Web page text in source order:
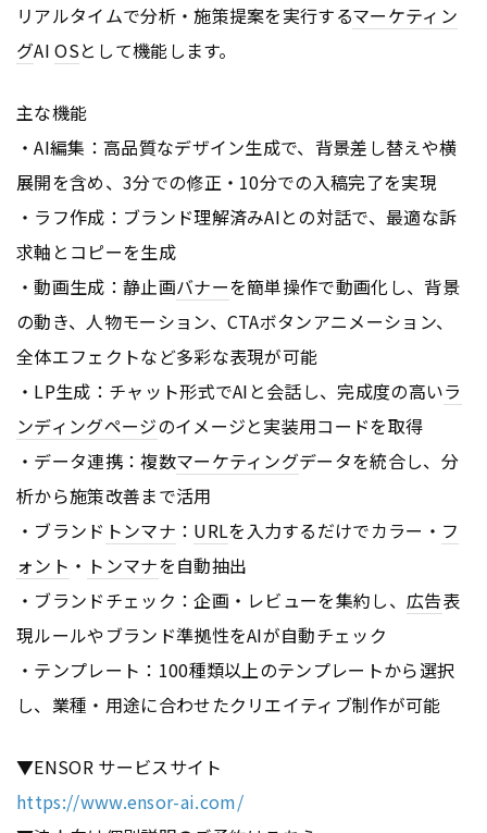
リアルタイムで分析・施策提案を実行するマーケティン
グAIOSとして機能します。
主な機能
・AI編集：高品質なデザイン生成で、背景差し替えや横
展開を含め、3分での修正・10分での入稿完了を実現
・ラフ作成：ブランド理解済みAIとの対話で、最適な訴
求軸とコピーを生成
・動画生成：静止画バナーを簡単操作で動画化し、背景
の動き、人物モーション、CTAボタンアニメーション、
全体エフェクトなど多彩な表現が可能
・LP生成：チャット形式でAIと会話し、完成度の高いラ
ンディングページのイメージと実装用コードを取得
・データ連携：複数マーケティングデータを統合し、分
析から施策改善まで活用
・ブランド トンマナ ： URLを入力するだけでカラー・ フ
ォント ・ トンマナを自動抽出
・ブランドチェック：企画・レビューを集約し、 広告表
現ルールやブランド準拠性をAIが自動チェック
・テンプレート：100種類以上のテンプレートから選択
し、業種・用途に合わせたクリエイティブ制作が可能
▼ENSOR サービスサイト
https://www.ensor-ai.com/